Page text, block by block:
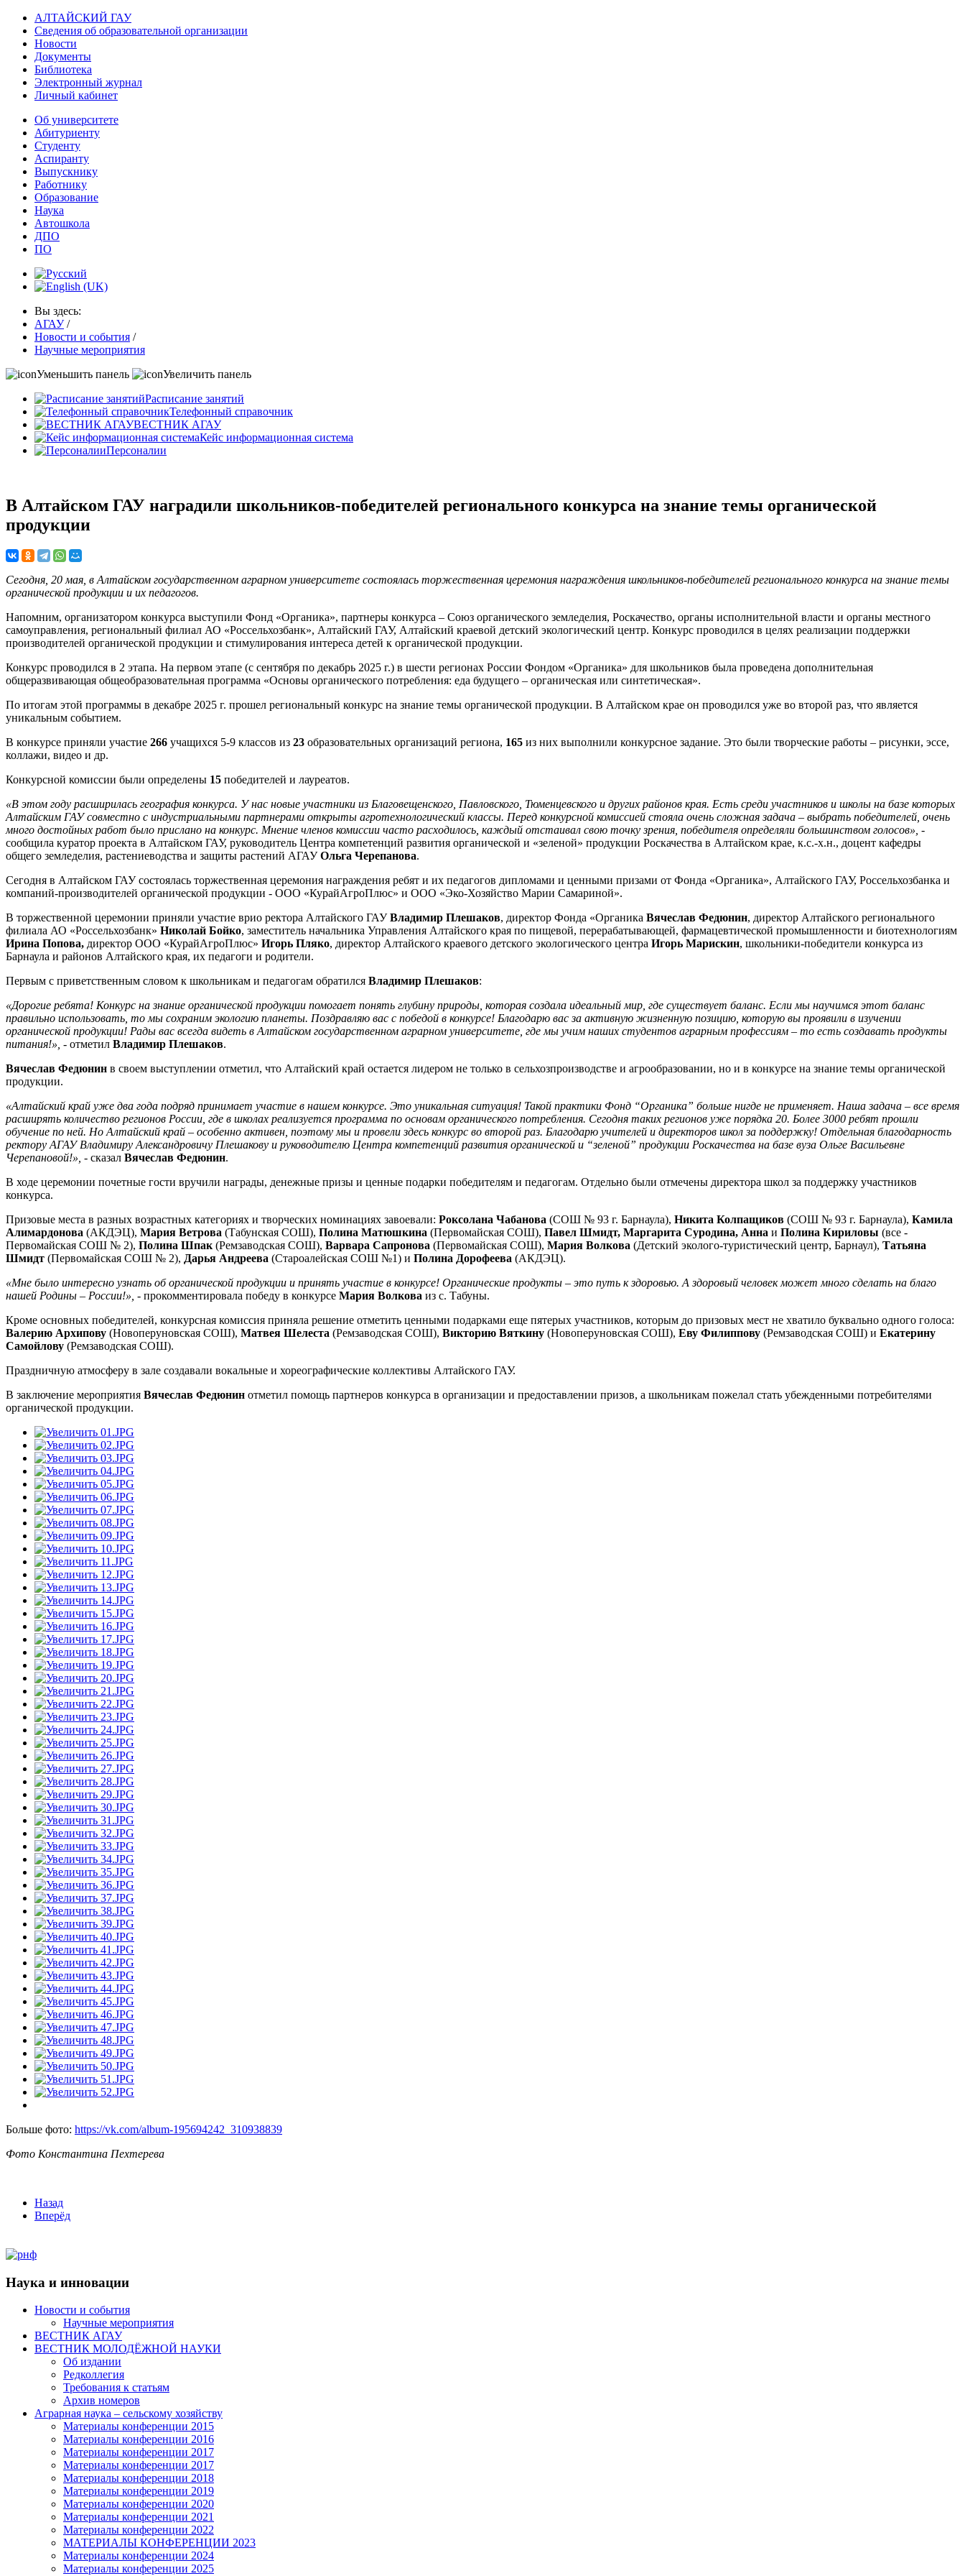
АЛТАЙСКИЙ ГАУ
Сведения об образовательной организации
Новости
Документы
Библиотека
Электронный журнал
Личный кабинет
Об университете
Абитуриенту
Студенту
Аспиранту
Выпускнику
Работнику
Образование
Наука
Автошкола
ДПО
ПО
Вы здесь:
АГАУ /
Новости и события /
Научные мероприятия
Уменьшить панель
Увеличить панель
Расписание занятий
Телефонный справочник
ВЕСТНИК АГАУ
Кейс информационная система
Персоналии
В Алтайском ГАУ наградили школьников-победителей регионального конкурса на знание темы органической
продукции
Сегодня, 20 мая, в Алтайском государственном аграрном университете состоялась торжественная церемония награждения школьников-победителей регионального конкурса на знание темы
органической продукции и их педагогов.
Напомним, организатором конкурса выступили Фонд «Органика», партнеры конкурса – Союз органического земледелия, Роскачество, органы исполнительной власти и органы местного
самоуправления, региональный филиал АО «Россельхозбанк», Алтайский ГАУ, Алтайский краевой детский экологический центр. Конкурс проводился в целях реализации поддержки
производителей органической продукции и стимулирования интереса детей к органической продукции.
Конкурс проводился в 2 этапа. На первом этапе (с сентября по декабрь 2025 г.) в шести регионах России Фондом «Органика» для школьников была проведена дополнительная
общеразвивающая общеобразовательная программа «Основы органического потребления: еда будущего – органическая или синтетическая».
По итогам этой программы в декабре 2025 г. прошел региональный конкурс на знание темы органической продукции. В Алтайском крае он проводился уже во второй раз, что является
уникальным событием.
В конкурсе приняли участие 266 учащихся 5-9 классов из 23 образовательных организаций региона, 165 из них выполнили конкурсное задание. Это были творческие работы – рисунки, эссе,
коллажи, видео и др.
Конкурсной комиссии были определены 15 победителей и лауреатов.
«В этом году расширилась география конкурса. У нас новые участники из Благовещенского, Павловского, Тюменцевского и других районов края. Есть среди участников и школы на базе которых
Алтайским ГАУ совместно с индустриальными партнерами открыты агротехнологический классы. Перед конкурсной комиссией стояла очень сложная задача – выбрать победителей, очень
много достойных работ было прислано на конкурс. Мнение членов комиссии часто расходилось, каждый отстаивал свою точку зрения, победителя определяли большинством голосов», -
сообщила куратор проекта в Алтайском ГАУ, руководитель Центра компетенций развития органической и «зеленой» продукции Роскачества в Алтайском крае, к.с.-х.н., доцент кафедры
общего земледелия, растениеводства и защиты растений АГАУОльга Черепанова.
Сегодня в Алтайском ГАУ состоялась торжественная церемония награждения ребят и их педагогов дипломами и ценными призами от Фонда «Органика», Алтайского ГАУ, Россельхозбанка и
компаний-производителей органической продукции - ООО «КурайАгроПлюс» и ООО «Эко-Хозяйство Марии Самариной».
В торжественной церемонии приняли участие врио ректора Алтайского ГАУВладимир Плешаков, директор Фонда «Органика Вячеслав Федюнин, директор Алтайского регионального
филиала АО «Россельхозбанк» Николай Бойко, заместитель начальника Управления Алтайского края по пищевой, перерабатывающей, фармацевтической промышленности и биотехнологиям
Ирина Попова, директор ООО «КурайАгроПлюс» Игорь Пляко, директор Алтайского краевого детского экологического центра Игорь Марискин, школьники-победители конкурса из
Барнаула и районов Алтайского края, их педагоги и родители.
Первым с приветственным словом к школьникам и педагогам обратился Владимир Плешаков:
«Дорогие ребята! Конкурс на знание органической продукции помогает понять глубину природы, которая создала идеальный мир, где существует баланс. Если мы научимся этот баланс
правильно использовать, то мы сохраним экологию планеты. Поздравляю вас с победой в конкурсе! Благодарю вас за активную жизненную позицию, которую вы проявили в изучении
органической продукции! Рады вас всегда видеть в Алтайском государственном аграрном университете, где мы учим наших студентов аграрным профессиям – то есть создавать продукты
питания!», - отметил Владимир Плешаков.
Вячеслав Федюнин в своем выступлении отметил, что Алтайский край остается лидером не только в сельхозпроизводстве и агрообразовании, но и в конкурсе на знание темы органической
продукции.
«Алтайский край уже два года подряд принимает участие в нашем конкурсе. Это уникальная ситуация! Такой практики Фонд “Органика” больше нигде не применяет. Наша задача – все время
расширять количество регионов России, где в школах реализуется программа по основам органического потребления. Сегодня таких регионов уже порядка 20. Более 3000 ребят прошли
обучение по ней. Но Алтайский край – особенно активен, поэтому мы и провели здесь конкурс во второй раз. Благодарю учителей и директоров школ за поддержку! Отдельная благодарность
ректору АГАУ Владимиру Александровичу Плешакову и руководителю Центра компетенций развития органической и “зеленой” продукции Роскачества на базе вуза Ольге Васильевне
Черепановой!», - сказал Вячеслав Федюнин.
В ходе церемонии почетные гости вручили награды, денежные призы и ценные подарки победителям и педагогам. Отдельно были отмечены директора школ за поддержку участников
конкурса.
Призовые места в разных возрастных категориях и творческих номинациях завоевали: Роксолана Чабанова (СОШ № 93 г. Барнаула), Никита Колпащиков (СОШ № 93 г. Барнаула), Камила
Алимардонова (АКДЭЦ), Мария Ветрова (Табунская СОШ), Полина Матюшкина (Первомайская СОШ), Павел Шмидт, Маргарита Суродина, Анна и Полина Кириловы (все -
Первомайская СОШ № 2), Полина Шпак (Ремзаводская СОШ), Варвара Сапронова (Первомайская СОШ), Мария Волкова (Детский эколого-туристический центр, Барнаул), Татьяна
Шмидт (Первомайская СОШ № 2), Дарья Андреева (Староалейская СОШ №1) и Полина Дорофеева (АКДЭЦ).
«Мне было интересно узнать об органической продукции и принять участие в конкурсе! Органические продукты – это путь к здоровью. А здоровый человек может много сделать на благо
нашей Родины – России!», - прокомментировала победу в конкурсе Мария Волкова из с. Табуны.
Кроме основных победителей, конкурсная комиссия приняла решение отметить ценными подарками еще пятерых участников, которым до призовых мест не хватило буквально одного голоса:
Валерию Архипову (Новоперуновская СОШ), Матвея Шелеста (Ремзаводская СОШ), Викторию Вяткину (Новоперуновская СОШ), Еву Филиппову (Ремзаводская СОШ) и Екатерину
Самойлову (Ремзаводская СОШ).
Праздничную атмосферу в зале создавали вокальные и хореографические коллективы Алтайского ГАУ.
В заключение мероприятия Вячеслав Федюнин отметил помощь партнеров конкурса в организации и предоставлении призов, а школьникам пожелал стать убежденными потребителями
органической продукции.
Больше фото: https://vk.com/album-195694242_310938839
Фото Константина Пехтерева
Назад
Вперёд
Наука и инновации
Новости и события
Научные мероприятия
ВЕСТНИК АГАУ
ВЕСТНИК МОЛОДЁЖНОЙ НАУКИ
Об издании
Редколлегия
Требования к статьям
Архив номеров
Аграрная наука – сельскому хозяйству
Материалы конференции 2015
Материалы конференции 2016
Материалы конференции 2017
Материалы конференции 2017
Материалы конференции 2018
Материалы конференции 2019
Материалы конференции 2020
Материалы конференции 2021
Материалы конференции 2022
МАТЕРИАЛЫ КОНФЕРЕНЦИИ 2023
Материалы конференции 2024
Материалы конференции 2025